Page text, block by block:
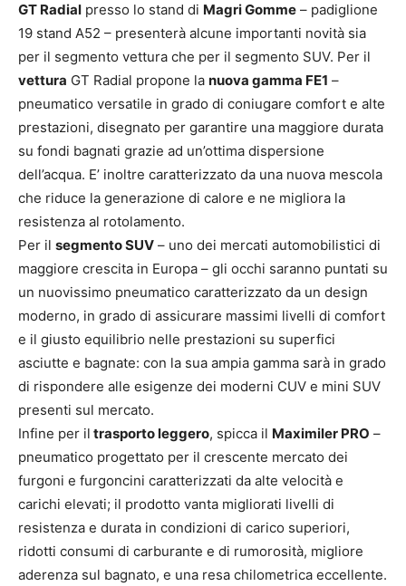
GT Radial presso lo stand di Magri Gomme – padiglione
19 stand A52 – presenterà alcune importanti novità sia
per il segmento vettura che per il segmento SUV. Per il
vettura GT Radial propone la nuova gamma FE1 –
pneumatico versatile in grado di coniugare comfort e alte
prestazioni, disegnato per garantire una maggiore durata
su fondi bagnati grazie ad un’ottima dispersione
dell’acqua. E’ inoltre caratterizzato da una nuova mescola
che riduce la generazione di calore e ne migliora la
resistenza al rotolamento.
Per il segmento SUV – uno dei mercati automobilistici di
maggiore crescita in Europa – gli occhi saranno puntati su
un nuovissimo pneumatico caratterizzato da un design
moderno, in grado di assicurare massimi livelli di comfort
e il giusto equilibrio nelle prestazioni su superfici
asciutte e bagnate: con la sua ampia gamma sarà in grado
di rispondere alle esigenze dei moderni CUV e mini SUV
presenti sul mercato.
Infine per il trasporto leggero, spicca il Maximiler PRO –
pneumatico progettato per il crescente mercato dei
furgoni e furgoncini caratterizzati da alte velocità e
carichi elevati; il prodotto vanta migliorati livelli di
resistenza e durata in condizioni di carico superiori,
ridotti consumi di carburante e di rumorosità, migliore
aderenza sul bagnato, e una resa chilometrica eccellente.